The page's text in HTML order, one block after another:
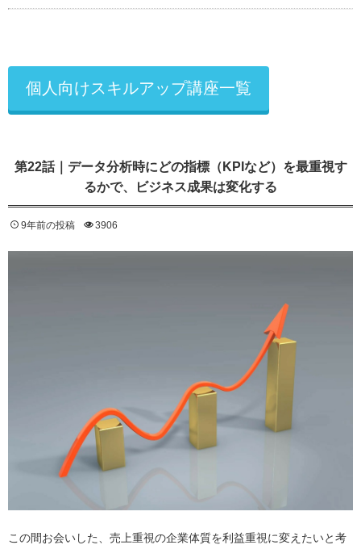
個人向けスキルアップ講座一覧
第22話｜データ分析時にどの指標（KPIなど）を最重視す
るかで、ビジネス成果は変化する
9年前の投稿 3906
この間お会いした、売上重視の企業体質を利益重視に変えたいと考